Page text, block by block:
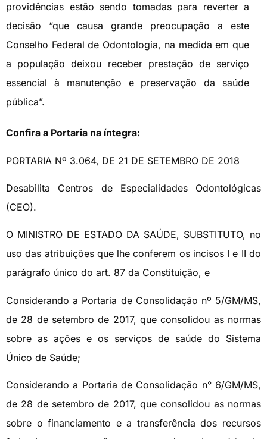
providências estão sendo tomadas para reverter a
decisão “que causa grande preocupação a este
Conselho Federal de Odontologia, na medida em que
a população deixou receber prestação de serviço
essencial à manutenção e preservação da saúde
pública”.
Confira a Portaria na íntegra:
PORTARIA Nº 3.064, DE 21 DE SETEMBRO DE 2018
Desabilita Centros de Especialidades Odontológicas
(CEO).
O MINISTRO DE ESTADO DA SAÚDE, SUBSTITUTO, no
uso das atribuições que lhe conferem os incisos I e II do
parágrafo único do art. 87 da Constituição, e
Considerando a Portaria de Consolidação nº 5/GM/MS,
de 28 de setembro de 2017, que consolidou as normas
sobre as ações e os serviços de saúde do Sistema
Único de Saúde;
Considerando a Portaria de Consolidação n° 6/GM/MS,
de 28 de setembro de 2017, que consolidou as normas
sobre o financiamento e a transferência dos recursos